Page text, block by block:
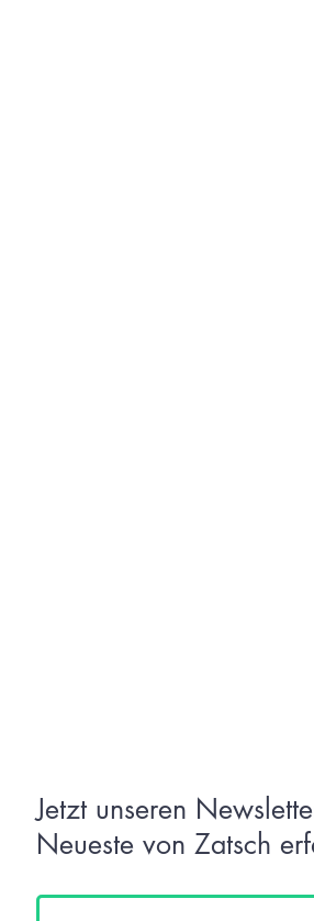
Jetzt unseren
Neueste von Zatsch